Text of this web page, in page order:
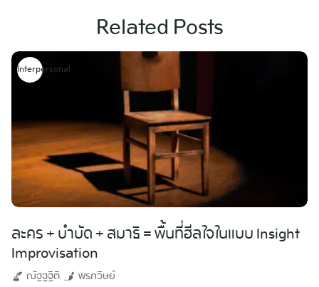
Related Posts
Interpersonal
ละคร + บำบัด + สมาธิ = พื้นที่ฮีลใจในแบบ Insight
Improvisation
ณัฐฐฐิติ
พรภวิษย์